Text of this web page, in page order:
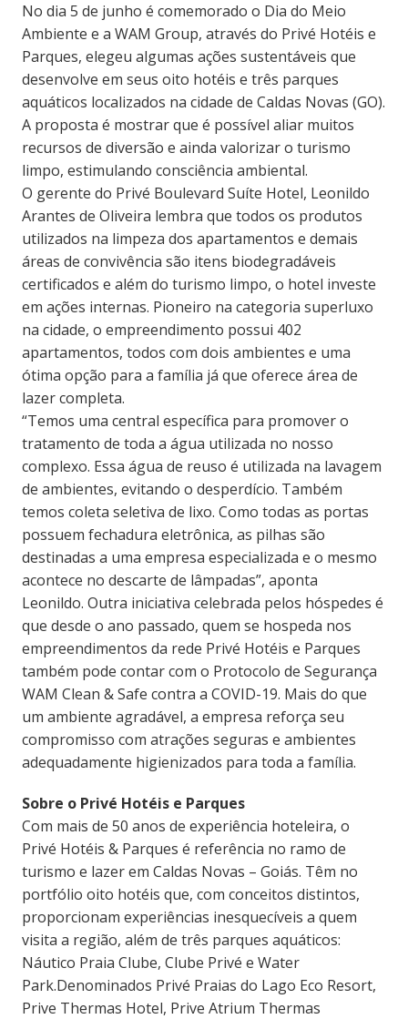
No dia 5 de junho é comemorado o Dia do Meio
Ambiente e a WAM Group, através do Privé Hotéis e
Parques, elegeu algumas ações sustentáveis que
desenvolve em seus oito hotéis e três parques
aquáticos localizados na cidade de Caldas Novas (GO).
A proposta é mostrar que é possível aliar muitos
recursos de diversão e ainda valorizar o turismo
limpo, estimulando consciência ambiental.
O gerente do Privé Boulevard Suíte Hotel, Leonildo
Arantes de Oliveira lembra que todos os produtos
utilizados na limpeza dos apartamentos e demais
áreas de convivência são itens biodegradáveis
certificados e além do turismo limpo, o hotel investe
em ações internas. Pioneiro na categoria superluxo
na cidade, o empreendimento possui 402
apartamentos, todos com dois ambientes e uma
ótima opção para a família já que oferece área de
lazer completa.
“Temos uma central específica para promover o
tratamento de toda a água utilizada no nosso
complexo. Essa água de reuso é utilizada na lavagem
de ambientes, evitando o desperdício. Também
temos coleta seletiva de lixo. Como todas as portas
possuem fechadura eletrônica, as pilhas são
destinadas a uma empresa especializada e o mesmo
acontece no descarte de lâmpadas”, aponta
Leonildo. Outra iniciativa celebrada pelos hóspedes é
que desde o ano passado, quem se hospeda nos
empreendimentos da rede Privé Hotéis e Parques
também pode contar com o Protocolo de Segurança
WAM Clean & Safe contra a COVID-19. Mais do que
um ambiente agradável, a empresa reforça seu
compromisso com atrações seguras e ambientes
adequadamente higienizados para toda a família.
Sobre o Privé Hotéis e Parques
Com mais de 50 anos de experiência hoteleira, o
Privé Hotéis & Parques é referência no ramo de
turismo e lazer em Caldas Novas – Goiás. Têm no
portfólio oito hotéis que, com conceitos distintos,
proporcionam experiências inesquecíveis a quem
visita a região, além de três parques aquáticos:
Náutico Praia Clube, Clube Privé e Water
Park.Denominados Privé Praias do Lago Eco Resort,
Prive Thermas Hotel, Prive Atrium Thermas